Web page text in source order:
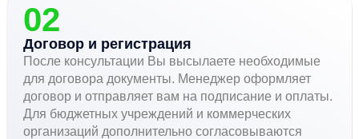
02
Договор и регистрация
После консультации Вы высылаете необходимые
для договора документы. Менеджер оформляет
договор и отправляет вам на подписание и оплаты.
Для бюджетных учреждений и коммерческих
организаций дополнительно согласовываются